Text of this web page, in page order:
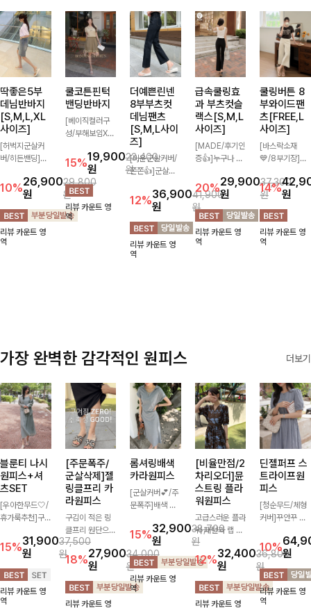
딱좋은5부
데님반바지
[S,M,L,XL
사이즈]
[허벅지군살커
버/히든밴딩]여
와이드핏과 부담
없는 5부 기장
으로 편안하게
즐기기 좋은 데
님 팬츠 ✨ 빈티
지한 워싱감이
10%26,900
원
29,800
원
리뷰 카운트 영
역
쿨코튼핀턱
밴딩반바지
[베이직컬러구
성/부해보임X]
지는 핏으로 편
안하면서도 멋스
럽게 입어지는
밴딩 반바지🤎
넉넉한 포켓 디
테일 더해져 데
15%19,900
원
23,400
원
리뷰 카운트 영
역
더예쁜린넨
8부부츠컷
데님팬츠
[S,M,L사이
즈]
[미운군살커버/
쫀쫀👍]군살을
부츠컷 핏에 발
목이 드러나는
8부 기장으로
다리를 슬림하고
길어보이게 만들
어주며 생지 소
12%36,900
원
41,900
원
리뷰 카운트 영
역
급속쿨링효
과 부츠컷슬
랙스[S,M,L
사이즈]
[MADE/후기인
증👍]누구나 갖
스:)베이직하지
만 부츠컷으로
이쁜 핏 연출은
물론,쫀쫀한 스
판끼로 하루종일
편안하게!
20%29,900
원
37,300
원
리뷰 카운트 영
역
쿨링버튼 8
부와이드팬
츠[FREE,L
사이즈]
[바스락소재
💙/8부기장]사
일이 은은한 포
인트가 되어주는
와이드 팬츠입니
다. 여유롭게 떨
어지는 실루엣과
가볍게 바스락거
14%원
리뷰 카운트 영
역
가장 완벽한 감각적인 원피스 더보기
블룬티 나시
원피스+셔
츠SET
[우아한무드🤍/
휴가룩추천]구
소재의 나시원피
스+셔츠 조합으
로 코디 걱정없
이 여성스럽고
편안하게 즐길
수 있는 아이템
15%31,900
원
37,500
원
리뷰 카운트 영
역
[주문폭주/
군살삭제]젤
링클프리 카
라원피스
구김이 적은 링
클프리 원단으로
항상 깔끔하게
착용 가능하며
일자로 떨어지는
넉넉한 핏으로
군살을 완벽히
커버해주는 원피
18%27,900
원
34,000
원
리뷰 카운트 영
롬셔링배색
카라원피스
[군살커버💕/주
문폭주]배색 카
패턴으로 캐주얼
한 무드를 더한
롱 원피스 🖤 셔
링 디테일과 쫀
쫀한 스판 소재
로 편안하면서도
15%32,900
원
38,700
원
리뷰 카운트 영
역
[비율만점/2
차리오더]뮨
스트링 플라
워원피스
고급스러운 플라
워 패턴과 랩 디
자인으로 여성스
러우면서 세련된
분위기를 더해주
며 스트링이 내
장되어있어 슬림
하게 핏을 조절
12%32,400
원
36,800
원
리뷰 카운트 영
딘젤퍼프 스
트라이프원
피스
[청순무드/체형
커버]꾸안꾸 무
볍고 산뜻한 착
용감으로 여름
내내 손이 자주
가는 원피스예
요- 은은한 스트
라이프 패턴과
10%원
리뷰 카운트 영
역